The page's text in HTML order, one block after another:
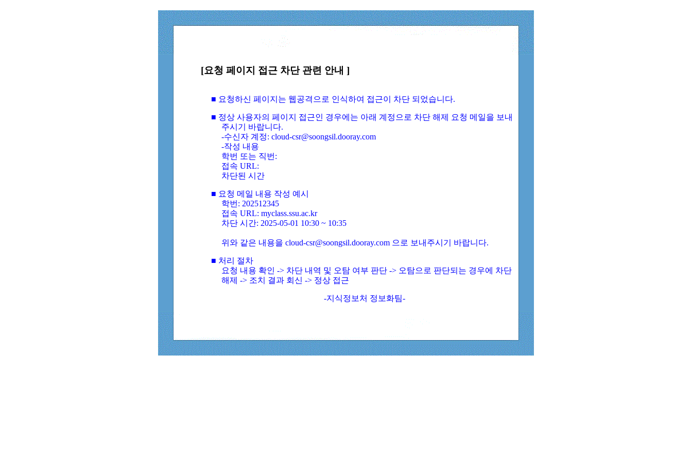
[요청 페이지 접근 차단 관련 안내 ]
■ 요청하신 페이지는 웹공격으로 인식하여 접근이 차단 되었습니다.
■ 정상 사용자의 페이지 접근인 경우에는 아래 계정으로 차단 해제 요청 메일을 보내
주시기 바랍니다.
-수신자 계정: cloud-csr@soongsil.dooray.com
-작성 내용
학번 또는 직번:
접속 URL:
차단된 시간
■ 요청 메일 내용 작성 예시
학번: 202512345
접속 URL: myclass.ssu.ac.kr
차단 시간: 2025-05-01 10:30 ~ 10:35
위와 같은 내용을 cloud-csr@soongsil.dooray.com 으로 보내주시기 바랍니다.
■ 처리 절차
요청 내용 확인 -> 차단 내역 및 오탐 여부 판단 -> 오탐으로 판단되는 경우에 차단
해제 -> 조치 결과 회신 -> 정상 접근
-지식정보처 정보화팀-